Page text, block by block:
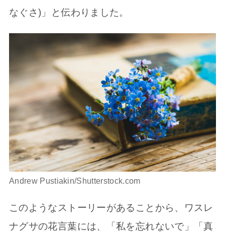
なぐさ)」と伝わりました。
Andrew Pustiakin/Shutterstock.com
このようなストーリーがあることから、ワスレ
ナグサの花言葉には、「私を忘れないで」「真